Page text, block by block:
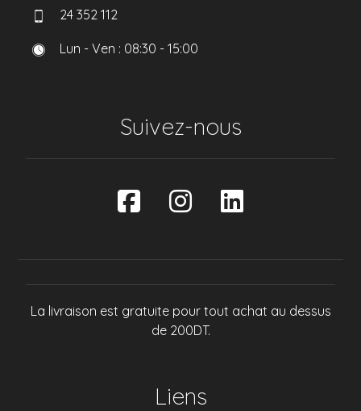
24 352 112
Lun - Ven : 08:30 - 15:00
Suivez-nous
La livraison est gratuite pour tout achat au dessus
de 200DT.
Liens